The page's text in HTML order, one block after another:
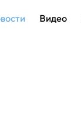
Видео